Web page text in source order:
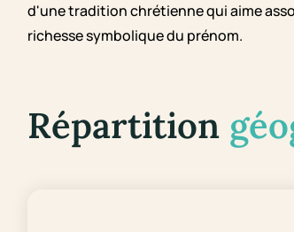
d'une tradition chrétienne qui aime
richesse symbolique du prénom.
Répartition